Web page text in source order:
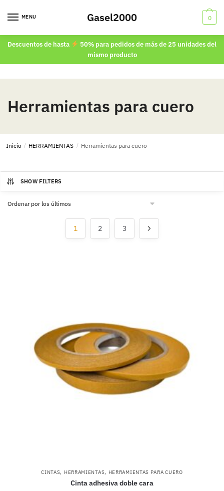
MENU Gasel2000 0
Descuentos de hasta
50% para pedidos de más de 25 unidades del
mismo producto
Herramientas para cuero
Inicio / HERRAMIENTAS / Herramientas para cuero
SHOW FILTERS
1 2 3
CINTAS, HERRAMIENTAS, HERRAMIENTAS PARA CUERO
Cinta adhesiva doble cara